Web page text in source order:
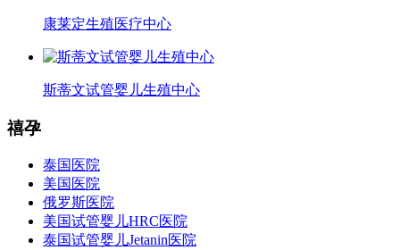
康莱定生殖医疗中心
斯蒂文试管婴儿生殖中心
禧孕
泰国医院
美国医院
俄罗斯医院
美国试管婴儿HRC医院
泰国试管婴儿Jetanin医院